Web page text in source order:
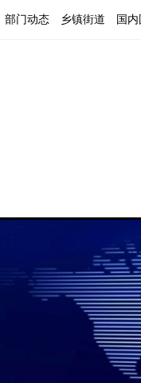
部门动态 乡镇街道 国